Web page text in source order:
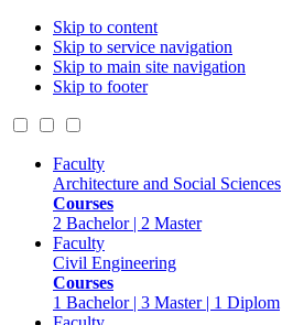
Skip to content
Skip to service navigation
Skip to main site navigation
Skip to footer
Faculty
Architecture and Social Sciences
Courses
2 Bachelor | 2 Master
Faculty
Civil Engineering
Courses
1 Bachelor | 3 Master | 1 Diplom